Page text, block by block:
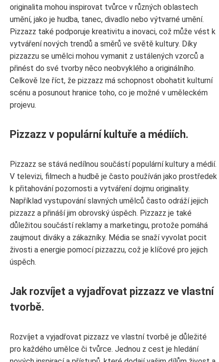
originalita mohou inspirovat tvůrce v různých oblastech
umění, jako je hudba, tanec, divadlo nebo výtvarné umění.
Pizzazz také podporuje kreativitu a inovaci, což může vést k
vytváření nových trendů a směrů ve světě kultury. Díky
pizzazzu se umělci mohou vymanit z ustálených vzorců a
přinést do své tvorby něco neobvyklého a originálního.
Celkově lze říct, že pizzazz má schopnost obohatit kulturní
scénu a posunout hranice toho, co je možné v uměleckém
projevu.
Pizzazz v populární kultuře a médiích.
Pizzazz se stává nedílnou součástí populární kultury a médií.
V televizi, filmech a hudbě je často používán jako prostředek
k přitahování pozornosti a vytváření dojmu originality.
Například vystupování slavných umělců často odráží jejich
pizzazz a přináší jim obrovský úspěch. Pizzazz je také
důležitou součástí reklamy a marketingu, protože pomáhá
zaujmout diváky a zákazníky. Média se snaží vyvolat pocit
živosti a energie pomocí pizzazzu, což je klíčové pro jejich
úspěch.
Jak rozvíjet a vyjadřovat pizzazz ve vlastní
tvorbě.
Rozvíjet a vyjadřovat pizzazz ve vlastní tvorbě je důležité
pro každého umělce či tvůrce. Jednou z cest je hledání